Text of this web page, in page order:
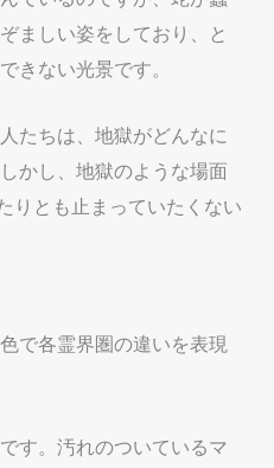
ましい姿をしており、と
きない光景です。
たちは、地獄がどんなに
かし、地獄のような場面
りとも止まっていたくない
で各霊界圏の違いを表現
す。汚れのついているマ